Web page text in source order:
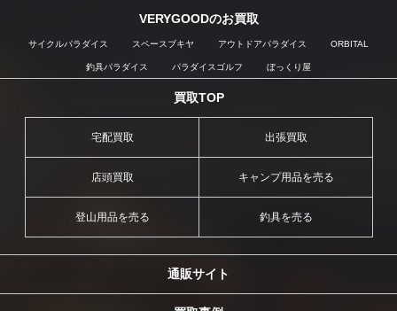
VERYGOODのお買取
サイクルパラダイス スペースブキヤ アウトドアパラダイス ORBITAL
釣具パラダイス パラダイスゴルフ ぼっくり屋
買取TOP
宅配買取 出張買取
店頭買取 キャンプ用品を売る
登山用品を売る 釣具を売る
通販サイト